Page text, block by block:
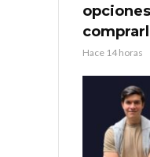
Hace 14 horas